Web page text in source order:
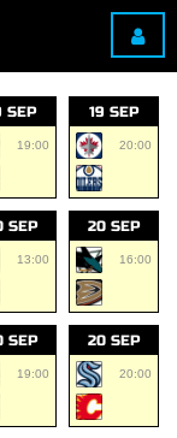
SEP
19:00
19 SEP
20:00
SEP
13:00
20 SEP
16:00
SEP
19:00
20 SEP
20:00